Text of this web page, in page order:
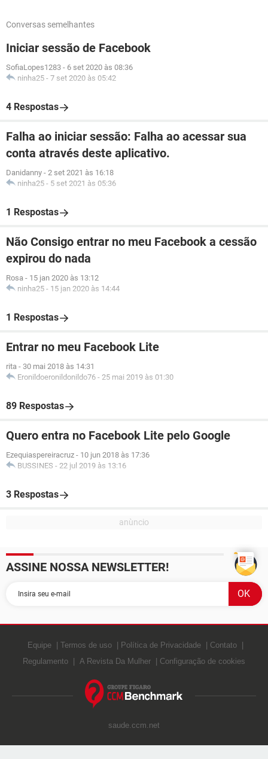
Conversas semelhantes
Iniciar sessão de Facebook
SofiaLopes1283 - 6 set 2020 às 08:36
ninha25 - 7 set 2020 às 05:42
4 Respostas
Falha ao iniciar sessão: Falha ao acessar sua
conta através deste aplicativo.
Danidanny - 2 set 2021 às 16:18
ninha25 - 5 set 2021 às 05:36
1 Respostas
Não Consigo entrar no meu Facebook a cessão
expirou do nada
Rosa - 15 jan 2020 às 13:12
ninha25 - 15 jan 2020 às 14:44
1 Respostas
Entrar no meu Facebook Lite
rita - 30 mai 2018 às 14:31
Eronildoeronildonildo76 - 25 mai 2019 às 01:30
89 Respostas
Quero entra no Facebook Lite pelo Google
Ezequiaspereiracruz - 10 jun 2018 às 17:36
BUSSINES - 22 jul 2019 às 13:16
3 Respostas
ASSINE NOSSA NEWSLETTER!
Equipe Termos de uso Política de Privacidade
Contato
Regulamento
A Revista Da Mulher Configuração de cookies
saude.ccm.net